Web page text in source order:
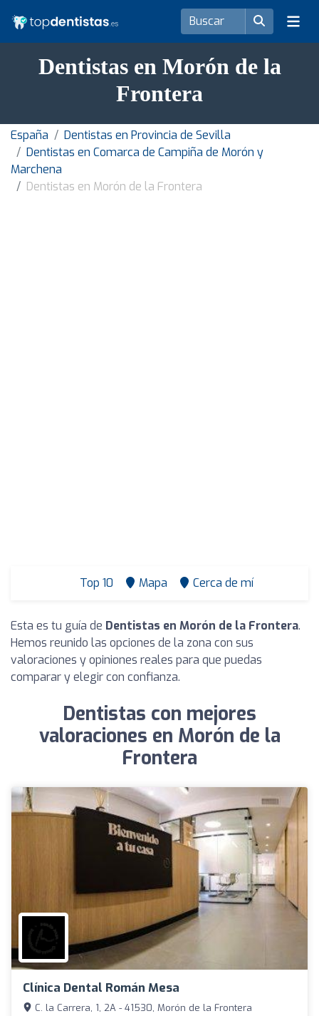
Dentistas en Morón de la
Frontera
España
Dentistas en Provincia de Sevilla
Dentistas en Comarca de Campiña de Morón y
Marchena
Dentistas en Morón de la Frontera
Top 10 Mapa Cerca de mí
Esta es tu guía de Dentistas en Morón de la Frontera.
Hemos reunido las opciones de la zona con sus
valoraciones y opiniones reales para que puedas
comparar y elegir con confianza.
Dentistas con mejores
valoraciones en Morón de la
Frontera
Clínica Dental Román Mesa
C. la Carrera, 1, 2A - 41530, Morón de la Frontera